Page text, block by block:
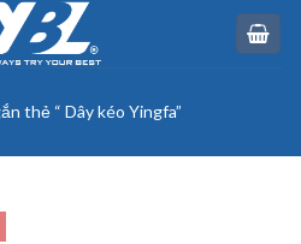
thẻ “ Dây kéo Yingfa”